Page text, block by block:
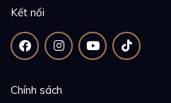
Kết nối
Chính sách